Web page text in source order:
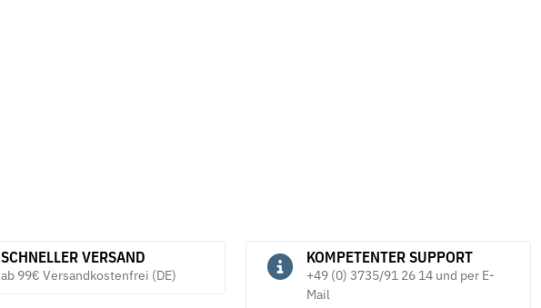
SCHNELLER VERSAND
ab 99€ Versandkostenfrei (DE)
KOMPETENTER SUPPORT
+49 (0) 3735/91 26 14 und per E-
Mail